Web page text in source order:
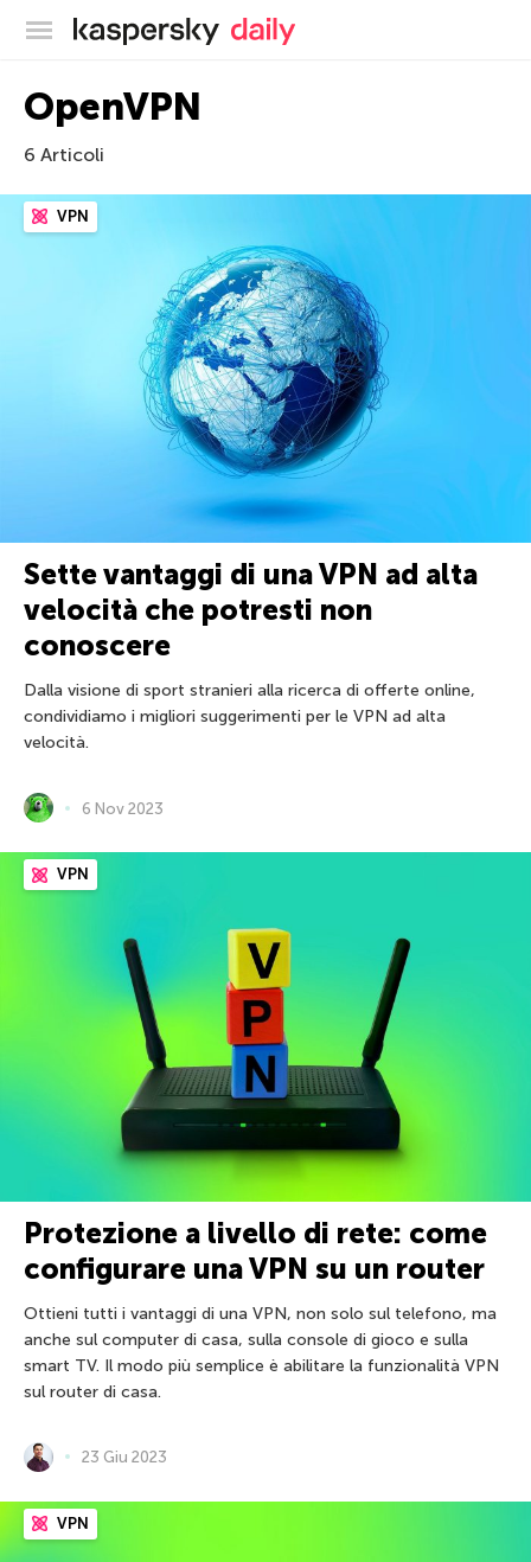
Blog ufficiale di Kaspersky
OpenVPN
6 Articoli
VPN
Sette vantaggi di una VPN ad alta
velocità che potresti non
conoscere
Dalla visione di sport stranieri alla ricerca di offerte online,
condividiamo i migliori suggerimenti per le VPN ad alta
velocità.
6 Nov 2023
VPN
Protezione a livello di rete: come
configurare una VPN su un router
Ottieni tutti i vantaggi di una VPN, non solo sul telefono, ma
anche sul computer di casa, sulla console di gioco e sulla
smart TV. Il modo più semplice è abilitare la funzionalità VPN
sul router di casa.
23 Giu 2023
VPN